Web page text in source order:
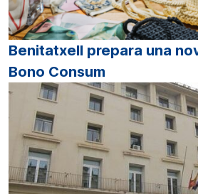
Benitatxell prepara una
Bono Consum